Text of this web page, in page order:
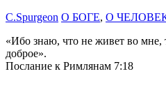
C.Spurgeon О БОГЕ, О
«Ибо знаю, что не живет во мне,
доброе».
Послание к Римлянам 7:18